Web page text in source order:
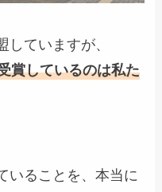
していますが、
賞しているのは私た
いることを、本当に